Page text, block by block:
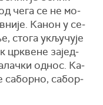
че­га се не мо­
Ка­нон у се­
сто­га укљу­чу­је
цр­кве­не за­јед­
од­нос. Ка­
са­бор­но, са­бор­